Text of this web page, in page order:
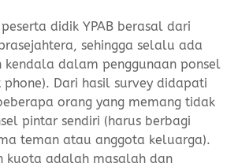
didik YPAB berasal dari
sehingga selalu ada
kendala dalam penggunaan ponsel
Dari hasil survey didapati
orang yang memang tidak
pintar sendiri (harus berbagi
teman atau anggota keluarga).
kuota adalah masalah dan